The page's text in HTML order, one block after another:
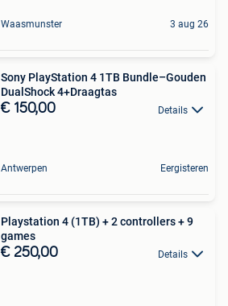
Waasmunster 3 aug 26
Sony PlayStation 4 1TB Bundle–Gouden
DualShock 4+Draagtas
€ 150,00 Details
Antwerpen Eergisteren
Playstation 4 (1TB) + 2 controllers + 9
games
€ 250,00 Details